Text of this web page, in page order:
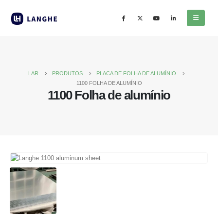
LAR PRODUTOS
PLACA DE FOLHA DE ALUMÍNIO
1100 FOLHA DE ALUMÍNIO
1100 Folha de alumínio